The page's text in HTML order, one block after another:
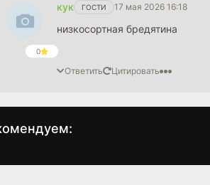
0
кук ГОСТИ 17 мая 2026 16:18
низкосортная бредятина
Ответить Цитировать
Дом